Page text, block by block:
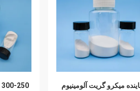
میکرو گریت آلومینیوم